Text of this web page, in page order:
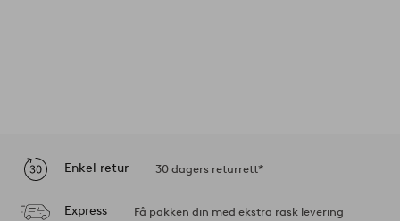
Enkel retur 30 dagers returrett*
Express Få pakken din med ekstra rask levering